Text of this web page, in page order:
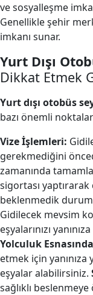
ve sosyalleşme
Genellikle şehir
imkanı sunar.
Yurt Dışı
Dikkat Etmek
Yurt dışı otobüs
bazı önemli
Vize İşlemleri:
gerekmediğini
zamanında
sigortası yaptırarak
beklenmedik
Gidilecek mevsim
eşyalarınızı
Yolculuk
etmek için
eşyalar alabilirsiniz.
sağlıklı beslenmeye